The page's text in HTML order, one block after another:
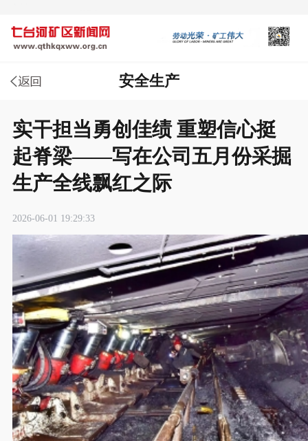
安全生产
实干担当勇创佳绩 重塑信心挺
起脊梁——写在公司五月份采掘
生产全线飘红之际
2026-06-01 19:29:33